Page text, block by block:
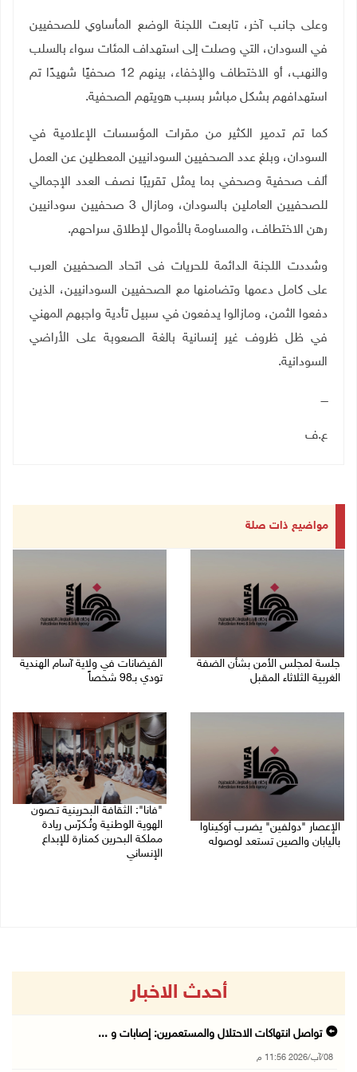
وعلى جانب آخر، تابعت اللجنة الوضع المأساوي للصحفيين
في السودان، التي وصلت إلى استهداف المئات سواء بالسلب
والنهب، أو الاختطاف والإخفاء، بينهم 12 صحفيًا شهيدًا تم
استهدافهم بشكل مباشر بسبب هويتهم الصحفية.
كما تم تدمير الكثير من مقرات المؤسسات الإعلامية في
السودان، وبلغ عدد الصحفيين السودانيين المعطلين عن العمل
ألف صحفية وصحفي بما يمثل تقريبًا نصف العدد الإجمالي
للصحفيين العاملين بالسودان، ومازال 3 صحفيين سودانيين
رهن الاختطاف، والمساومة بالأموال لإطلاق سراحهم.
وشددت اللجنة الدائمة للحريات فى اتحاد الصحفيين العرب
على كامل دعمها وتضامنها مع الصحفيين السودانيين، الذين
دفعوا الثمن، ومازالوا يدفعون في سبيل تأدية واجبهم المهني
في ظل ظروف غير إنسانية بالغة الصعوبة على الأراضي
السودانية.
ــــ
ع.ف
مواضيع ذات صلة
جلسة لمجلس الأمن بشأن الضفة
الغربية الثلاثاء المقبل
الفيضانات في ولاية آسام الهندية
تودي بـ98 شخصاً
الإعصار "دولفين" يضرب أوكيناوا
باليابان والصين تستعد لوصوله
"فانا": الثقافة البحرينية تـصون
الهوية الوطنية وتُـكرّس ريادة
مملكة البحرين كمنارة للإبداع
الإنساني
أحدث الاخبار
تواصل انتهاكات الاحتلال والمستعمرين: إصابات و ...
08/آب/2026 11:56 م